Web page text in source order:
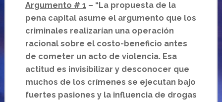
Argumento # 1 – “La propuesta de la
pena capital asume el argumento que los
criminales realizarían una operación
racional sobre el costo-beneficio antes
de cometer un acto de violencia. Esa
actitud es invisibilizar y desconocer que
muchos de los crímenes se ejecutan bajo
fuertes pasiones y la influencia de drogas